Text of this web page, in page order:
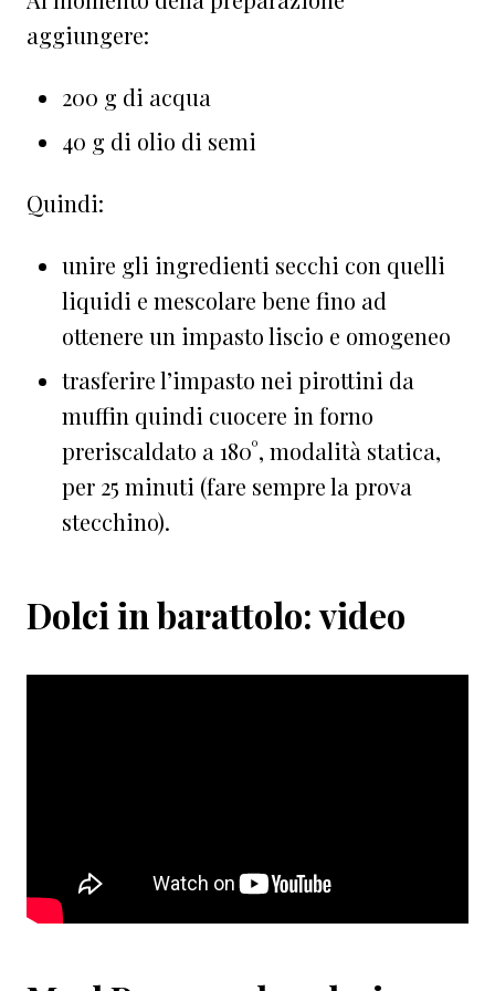
aggiungere:
⁠200 g di acqua
40 g di olio di semi
Quindi:
unire gli ingredienti secchi con quelli
liquidi⁠ e mescolare bene fino ad
ottenere un impasto liscio e omogeneo
trasferire l’impasto nei pirottini da
muffin quindi cuocere in forno
preriscaldato a 180°, modalità statica,
per 25 minuti (fare sempre la prova
stecchino).⁠⁠
Dolci in barattolo: video